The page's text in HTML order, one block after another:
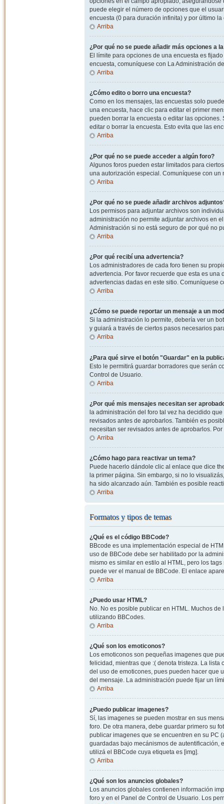
puede elegir el número de opciones que el
encuesta (0 para duración infinita) y por último
Arriba
¿Por qué no se puede añadir más opciones a
El límite para opciones de una encuesta es
encuesta, comuníquese con La Administración
Arriba
¿Cómo edito o borro una encuesta?
Como en los mensajes, las encuestas solo
una encuesta, hace clic para editar el primer
pueden borrar la encuesta o editar las
editar o borrar la encuesta. Esto evita que las
Arriba
¿Por qué no se puede acceder a algún foro?
Algunos foros pueden estar limitados para
una autorización especial. Comuníquese con
Arriba
¿Por qué no se puede añadir archivos
Los permisos para adjuntar archivos son
administración no permite adjuntar archivos en
Administración si no está seguro de por qué no
Arriba
¿Por qué recibí una advertencia?
Los administradores de cada foro tienen su
advertencia. Por favor recuerde que esta es
advertencias dadas en este sitio. Comuníquese
Arriba
¿Cómo se puede reportar un mensaje a un
Si la administración lo permite, debería ver un
y guiará a través de ciertos pasos necesarios
Arriba
¿Para qué sirve el botón "Guardar" en la
Esto le permitirá guardar borradores que serán
Control de Usuario.
Arriba
¿Por qué mis mensajes necesitan ser
la administración del foro tal vez ha decidido
revisados antes de aprobarlos. También es
necesitan ser revisados antes de aprobarlos.
Arriba
¿Cómo hago para reactivar un tema?
Puede hacerlo dándole clic al enlace que dice
la primer página. Sin embargo, si no lo
ha sido alcanzado aún. También es posible
Arriba
Formatos y tipos de temas
¿Qué es el código BBCode?
BBcode es una implementación especial de
uso de BBCode debe ser habilitado por la
mismo es similar en estilo al HTML, pero los
puede ver el manual de BBCode. El enlace
Arriba
¿Puedo usar HTML?
No. No es posible publicar en HTML. Muchos
utilizando BBCodes.
Arriba
¿Qué son los emoticonos?
Los emoticonos son pequeñas imagenes que
felicidad, mientras que :( denota tristeza. La
del uso de emoticones, pues pueden hacer que
del mensaje. La administración puede fijar un
Arriba
¿Puedo publicar imagenes?
Sí, las imagenes se pueden mostrar en sus
foro. De otra manera, debe guardar primero su
publicar imagenes que se encuentren en su PC
guardadas bajo mecánismos de autentificación,
utilizá el BBCode cuya etiqueta es [img].
Arriba
¿Qué son los anuncios globales?
Los anuncios globales contienen información
foro y en el Panel de Control de Usuario. Los